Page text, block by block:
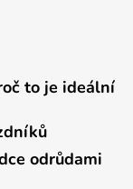
to je ideální
odrůdami